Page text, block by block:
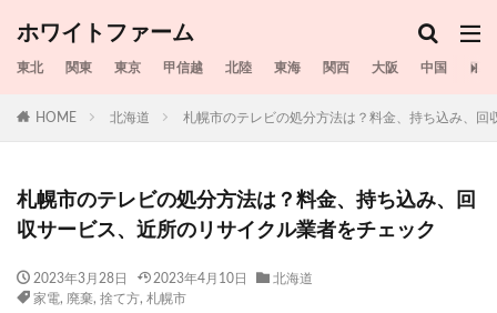
ホワイトファーム
東北 関東 東京 甲信越 北陸 東海 関西 大阪 中国 四国
HOME 北海道 札幌市のテレビの処分方法は？料金、持ち込み、
札幌市のテレビの処分方法は？料金、持ち込み、回
収サービス、近所のリサイクル業者をチェック
2023年3月28日 2023年4月10日
北海道
家電, 廃棄, 捨て方, 札幌市​​